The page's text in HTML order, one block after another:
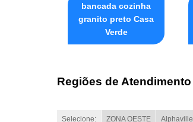
bancada cozinha
granito preto Casa
Verde
Regiões de Atendimento
Selecione: ZONA OESTE Alphaville